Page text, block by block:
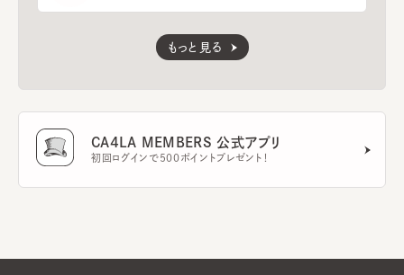
もっと見る
CA4LA MEMBERS 公式アプリ
初回ログインで500ポイントプレゼント！